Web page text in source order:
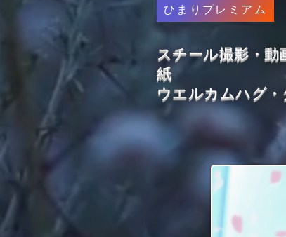
ひまりプレミアム
スチール撮影・
紙
ウエルカムハグ